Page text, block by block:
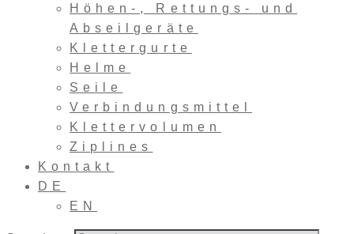
Höhen-, Rettungs- und
Abseilgeräte
Klettergurte
Helme
Seile
Verbindungsmittel
Klettervolumen
Ziplines
Kontakt
DE
EN